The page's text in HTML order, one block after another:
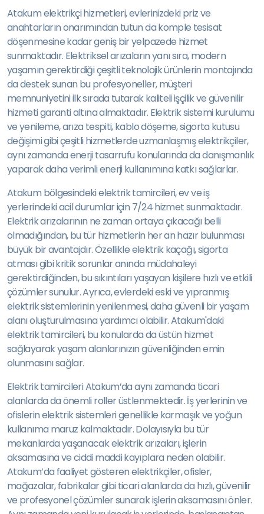
Atakum elektrikçi hizmetleri, evlerinizdeki priz ve
anahtarların onarımından tutun da komple tesisat
döşenmesine kadar geniş bir yelpazede hizmet
sunmaktadır. Elektriksel arızaların yanı sıra, modern
yaşamın gerektirdiği çeşitli teknolojik ürünlerin montajında
da destek sunan bu profesyoneller, müşteri
memnuniyetini ilk sırada tutarak kaliteli işçilik ve güvenilir
hizmeti garanti altına almaktadır. Elektrik sistemi kurulumu
ve yenileme, arıza tespiti, kablo döşeme, sigorta kutusu
değişimi gibi çeşitli hizmetlerde uzmanlaşmış elektrikçiler,
aynı zamanda enerji tasarrufu konularında da danışmanlık
yaparak daha verimli enerji kullanımına katkı sağlarlar.
Atakum bölgesindeki elektrik tamircileri, ev ve iş
yerlerindeki acil durumlar için 7/24 hizmet sunmaktadır.
Elektrik arızalarının ne zaman ortaya çıkacağı belli
olmadığından, bu tür hizmetlerin her an hazır bulunması
büyük bir avantajdır. Özellikle elektrik kaçağı, sigorta
atması gibi kritik sorunlar anında müdahaleyi
gerektirdiğinden, bu sıkıntıları yaşayan kişilere hızlı ve etkili
çözümler sunulur. Ayrıca, evlerdeki eski ve yıpranmış
elektrik sistemlerinin yenilenmesi, daha güvenli bir yaşam
alanı oluşturulmasına yardımcı olabilir. Atakum'daki
elektrik tamircileri, bu konularda da üstün hizmet
sağlayarak yaşam alanlarınızın güvenliğinden emin
olunmasını sağlar.
Elektrik tamircileri Atakum’da aynı zamanda ticari
alanlarda da önemli roller üstlenmektedir. İş yerlerinin ve
ofislerin elektrik sistemleri genellikle karmaşık ve yoğun
kullanıma maruz kalmaktadır. Dolayısıyla bu tür
mekanlarda yaşanacak elektrik arızaları, işlerin
aksamasına ve ciddi maddi kayıplara neden olabilir.
Atakum’da faaliyet gösteren elektrikçiler, ofisler,
mağazalar, fabrikalar gibi ticari alanlarda da hızlı, güvenilir
ve profesyonel çözümler sunarak işlerin aksamasını önler.